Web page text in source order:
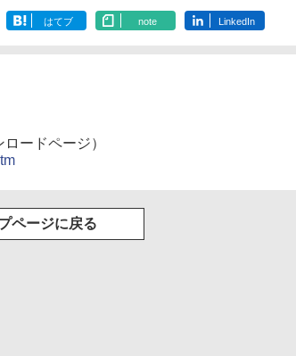
ンテンツ作成に
出版にも！
レータ紹介
ライト、12週間
バッテリー、広
ト、最大8週間持続バ
ッテリー、広告無
明るさ自動調整、色調
調節ライト、プレミア
はてブ note LinkedIn
ードページ）
ページに戻る